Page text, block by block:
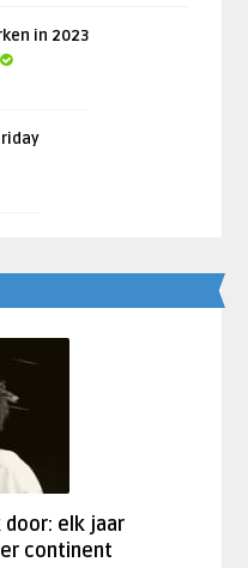
in 2023
door: elk jaar
continent